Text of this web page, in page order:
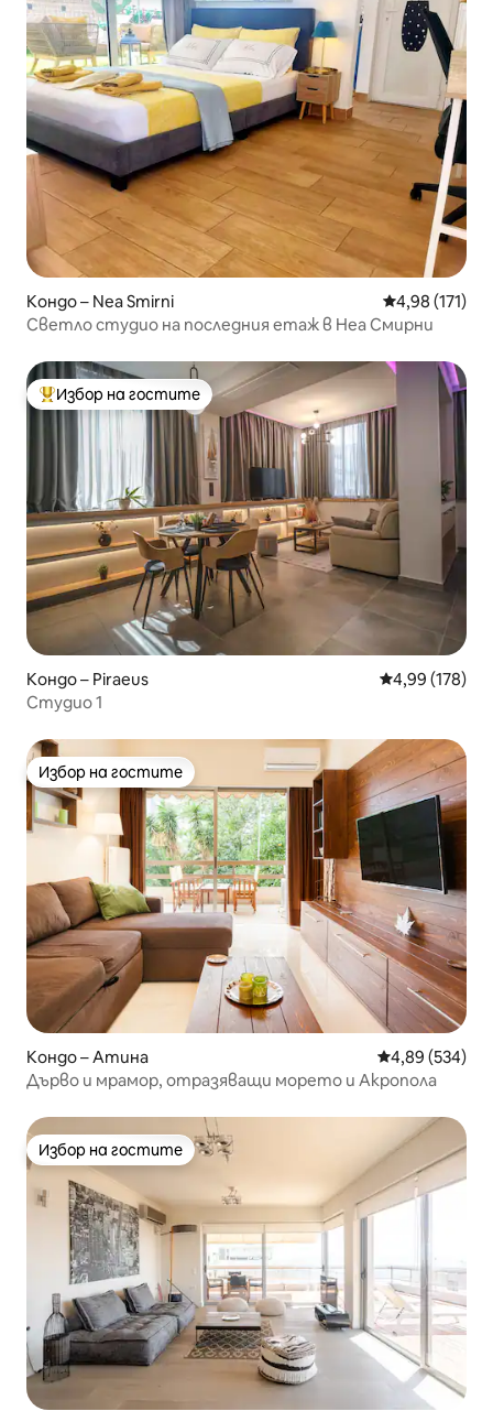
Кондо – Nea Smirni Средна
4,98 (171)
Светло студио на последния етаж в Неа Смирни
Най-популярен избор на гостите
Избор на гостите
Кондо – Piraeus Средна
4,99 (178)
Студио 1
Избор на гостите
Избор на гостите
Кондо – Атина Средна
4,89 (534)
Дърво и мрамор, отразяващи морето и Акропола
Избор на гостите
Избор на гостите